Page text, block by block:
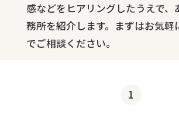
感などをヒアリングしたうえで
務所を紹介します。まずはお気軽
でご相談ください。
1